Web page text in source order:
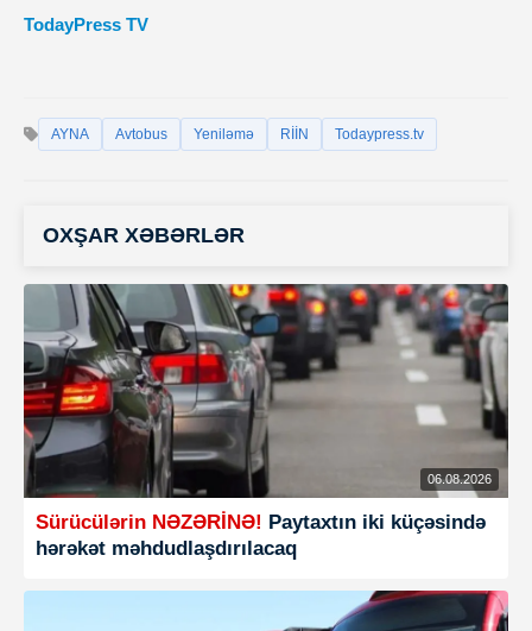
TodayPress TV
AYNA Avtobus Yeniləmə RİİN Todaypress.tv
OXŞAR XƏBƏRLƏR
06.08.2026
Sürücülərin NƏZƏRİNƏ! Paytaxtın iki küçəsində
hərəkət məhdudlaşdırılacaq